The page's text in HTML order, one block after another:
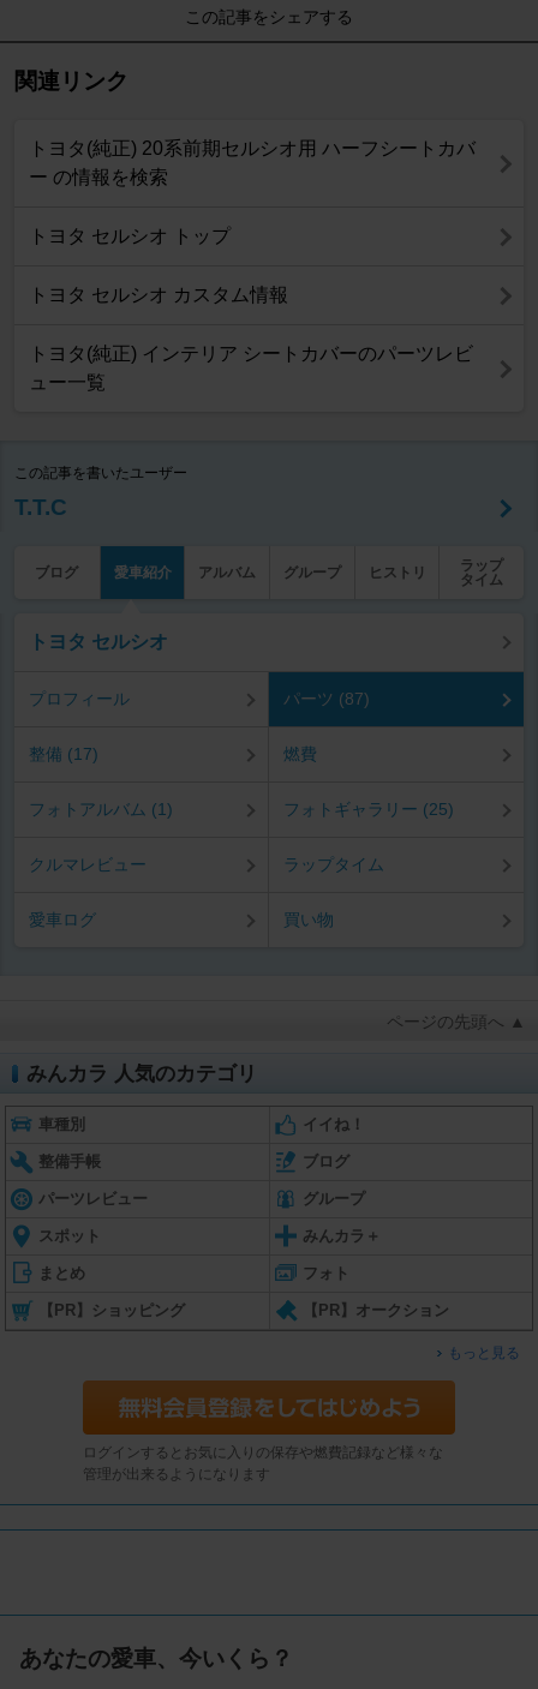
この記事をシェアする
関連リンク
トヨタ(純正) 20系前期セルシオ用 ハーフシートカバ
ー の情報を検索
トヨタ セルシオ トップ
トヨタ セルシオ カスタム情報
トヨタ(純正) インテリア シートカバーのパーツレビ
ュー一覧
この記事を書いたユーザー
T.T.C
ブログ 愛車紹介 アルバム グループ ヒストリ
ラップ
タイム
トヨタ セルシオ
プロフィール パーツ (87)
整備 (17) 燃費
フォトアルバム (1) フォトギャラリー (25)
クルマレビュー ラップタイム
愛車ログ 買い物
ページの先頭へ ▲
みんカラ 人気のカテゴリ
車種別 イイね！
整備手帳 ブログ
パーツレビュー グループ
スポット みんカラ＋
まとめ フォト
【PR】ショッピング 【PR】オークション
もっと見る
ログインするとお気に入りの保存や燃費記録など様々な
管理が出来るようになります
あなたの愛車、今いくら？